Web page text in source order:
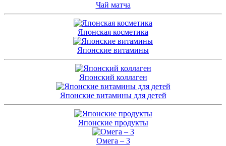
Чай матча
Японская косметика
Японские витамины
Японский коллаген
Японские витамины для детей
Японские продукты
Омега – 3